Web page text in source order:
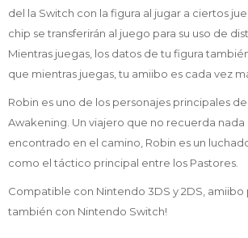
del la Switch con la figura al jugar a ciertos
chip se transferirán al juego para su uso de
Mientras juegas, los datos de tu figura
que mientras juegas, tu amiibo es cada vez
Robin es uno de los personajes principales
Awakening. Un viajero que no recuerda nada
encontrado en el camino, Robin es un
como el táctico principal entre los Pastores.
Compatible con Nintendo 3DS y 2DS, amiibo
también con Nintendo Switch!